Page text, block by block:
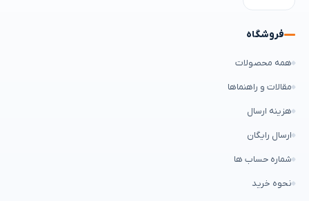
فروشگاه
همه محصولات
مقالات و راهنماها
هزینه ارسال
ارسال رایگان
شماره حساب ها
نحوه خرید